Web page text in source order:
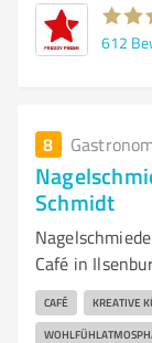
612
8
Schmidt
Café in
CAFÉ KREATIVE